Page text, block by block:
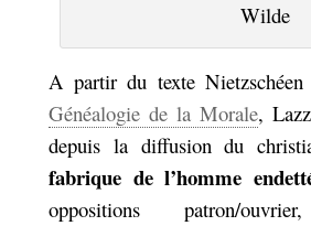
Wilde
A partir du texte
Généalogie de la Morale,
depuis la diffusion du
fabrique de l’homme
oppositions patron/